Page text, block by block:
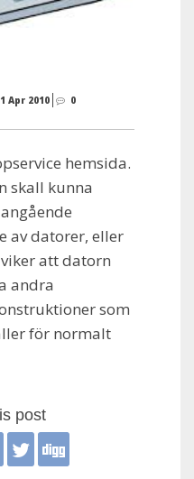
Apr 2010 0
hemsida.
skall kunna
av datorer, eller
att datorn
andra
som
för normalt
post